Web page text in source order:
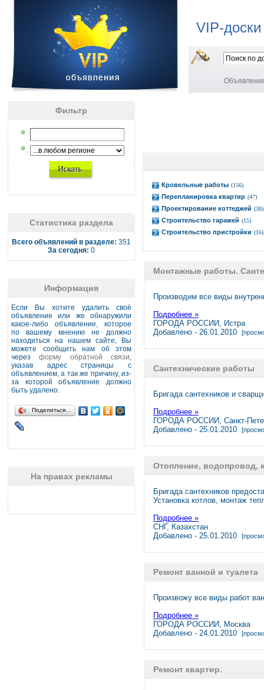
VIP-
Фильтр
Статистика раздела
Всего объявлений в разделе: 351
За сегодня: 0
Информация
Если Вы хотите удалить своё
объявление или же обнаружили
какое-либо объявление, которое
по вашему мнению не должно
находиться на нашем сайте, Вы
можете сообщить нам об этом
черезформу обратной связи,
указав адрес страницы с
объявлением, а так же причину, из-
за которой объявление должно
быть удалено.
Поделиться…
На правах рекламы
Кровельные работы (156)
Перепланировка квартир (47)
Проектирование коттеджей (38)
Строительство гаражей (15)
Строительство пристройки (16)
Монтажные работы.
Производим все виды
Подробнее »
ГОРОДА РОССИИ, Истра
Добавлено - 26.01.2010
Cантехнические работы
Бригада сантехников и
Подробнее »
ГОРОДА РОССИИ, Санкт-
Добавлено - 25.01.2010
Отопление, водопровод,
Бригада сантехников
Установка котлов, монтаж
Подробнее »
СНГ, Казахстан
Добавлено - 25.01.2010
Ремонт ванной и туалета
Произвожу все виды работ
Подробнее »
ГОРОДА РОССИИ, Москва
Добавлено - 24.01.2010
Ремонт квартир.